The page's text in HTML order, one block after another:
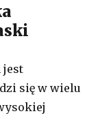
jest
się w wielu